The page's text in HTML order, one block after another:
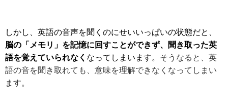
しかし、英語の音声を聞くのにせいいっぱいの状態だと、
脳の「メモリ」を記憶に回すことができず、聞き取った英
語を覚えていられなく なってしまいます。 そうなると、英
語の音を聞き取れても、意味を理解できなくなってしまい
ます。